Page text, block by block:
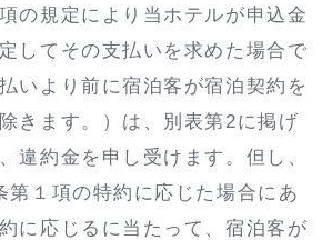
の規定により当ホテルが申込金
してその支払いを求めた場合で
いより前に宿泊客が宿泊契約を
きます。）は、別表第2に掲げ
違約金を申し受けます。但し、
第１項の特約に応じた場合にあ
に応じるに当たって、宿泊客が